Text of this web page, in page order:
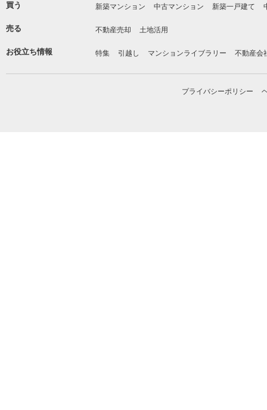
買う 新築マンション 中古マンション 新築一戸建て
売る 不動産売却 土地活用
お役立ち情報 特集 引越し マンションライブラリー 不動産会
プライバシーポリシー